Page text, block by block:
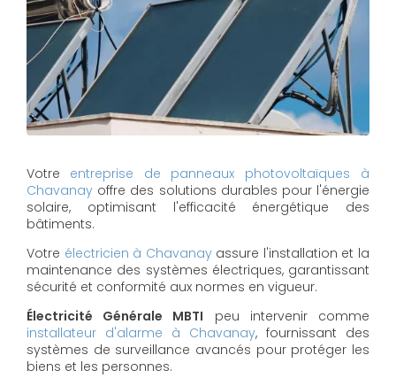
Votre
entreprise de panneaux photovoltaïques à
Chavanay offre des solutions durables pour l'énergie
solaire, optimisant l'efficacité énergétique des
bâtiments.
Votre électricien à Chavanayassure l'installation et la
maintenance des systèmes électriques, garantissant
sécurité et conformité aux normes en vigueur.
Électricité Générale MBTI peu intervenir comme
installateur d'alarme à Chavanay, fournissant des
systèmes de surveillance avancés pour protéger les
biens et les personnes.